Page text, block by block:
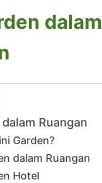
dalam
Ruangan
Garden?
dalam Ruangan
Hotel